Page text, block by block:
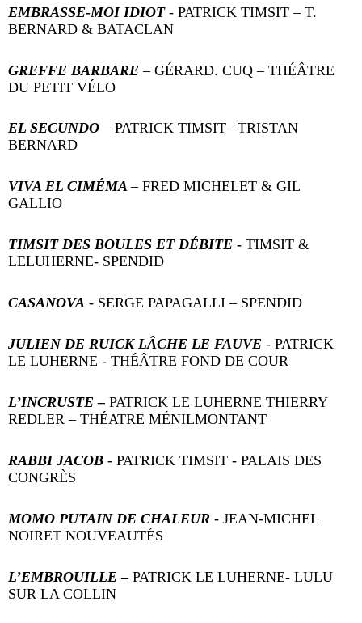
EMBRASSE-MOI IDIOT- PATRICK TIMSIT – T.
BERNARD & BATACLAN
GREFFE BARBARE – GÉRARD. CUQ – THÉÂTRE
DU PETIT VÉLO
EL SECUNDO – PATRICK TIMSIT –TRISTAN
BERNARD
VIVA EL CIMÉMA– FRED MICHELET & GIL
GALLIO
TIMSIT DES BOULES ET DÉBITE - TIMSIT &
LELUHERNE- SPENDID
CASANOVA - SERGE PAPAGALLI – SPENDID
JULIEN DE RUICK LÂCHE LE FAUVE - PATRICK
LE LUHERNE - THÉÂTRE FOND DE COUR
L’INCRUSTE – PATRICK LE LUHERNE THIERRY
REDLER – THÉATRE MÉNILMONTANT
RABBI JACOB - PATRICK TIMSIT - PALAIS DES
CONGRÈS
MOMO PUTAIN DE CHALEUR - JEAN-MICHEL
NOIRET NOUVEAUTÉS
L’EMBROUILLE–PATRICK LE LUHERNE- LULU
SUR LA COLLIN